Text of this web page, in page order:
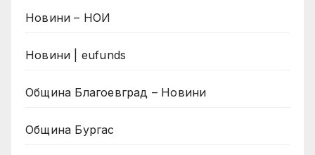
Новини – НОИ
Новини | eufunds
Община Благоевград – Новини
Община Бургас